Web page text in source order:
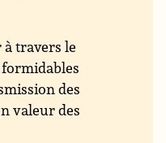
à travers le
des
valeur des